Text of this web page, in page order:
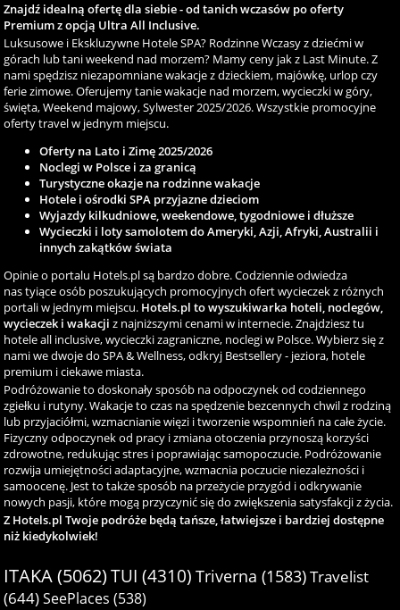
Znajdź idealną ofertę dla siebie - od tanich wczasów po oferty
Premium z opcją Ultra All Inclusive.
Luksusowe i Ekskluzywne Hotele SPA? Rodzinne Wczasy z dziećmi w
górach lub tani weekend nad morzem? Mamy ceny jak z Last Minute. Z
nami spędzisz niezapomniane wakacje z dzieckiem, majówkę, urlop czy
ferie zimowe. Oferujemy tanie wakacje nad morzem, wycieczki w góry,
święta, Weekend majowy, Sylwester 2025/2026. Wszystkie promocyjne
oferty travel w jednym miejscu.
Oferty na Lato i Zimę 2025/2026
Noclegi w Polsce i za granicą
Turystyczne okazje na rodzinne wakacje
Hotele i ośrodki SPA przyjazne dzieciom
Wyjazdy kilkudniowe, weekendowe, tygodniowe i dłuższe
Wycieczki i loty samolotem do Ameryki, Azji, Afryki, Australii i
innych zakątków świata
Opinie o portalu Hotels.pl są bardzo dobre. Codziennie odwiedza
nas tyiące osób poszukujących promocyjnych ofert wycieczek z różnych
portali w jednym miejscu. Hotels.pl to wyszukiwarka hoteli, noclegów,
wycieczek i wakacji z najniższymi cenami w internecie. Znajdziesz tu
hotele all inclusive, wycieczki zagraniczne, noclegi w Polsce. Wybierz się z
nami we dwoje do SPA & Wellness, odkryj Bestsellery - jeziora, hotele
premium i ciekawe miasta.
Podróżowanie to doskonały sposób na odpoczynek od codziennego
zgiełku i rutyny. Wakacje to czas na spędzenie bezcennych chwil z rodziną
lub przyjaciółmi, wzmacnianie więzi i tworzenie wspomnień na całe życie.
Fizyczny odpoczynek od pracy i zmiana otoczenia przynoszą korzyści
zdrowotne, redukując stres i poprawiając samopoczucie. Podróżowanie
rozwija umiejętności adaptacyjne, wzmacnia poczucie niezależności i
samoocenę. Jest to także sposób na przeżycie przygód i odkrywanie
nowych pasji, które mogą przyczynić się do zwiększenia satysfakcji z życia.
Z Hotels.pl Twoje podróże będą tańsze, łatwiejsze i bardziej dostępne
niż kiedykolwiek!
ITAKA (5062)TUI (4310) Triverna (1583)Travelist
(644) SeePlaces (538)